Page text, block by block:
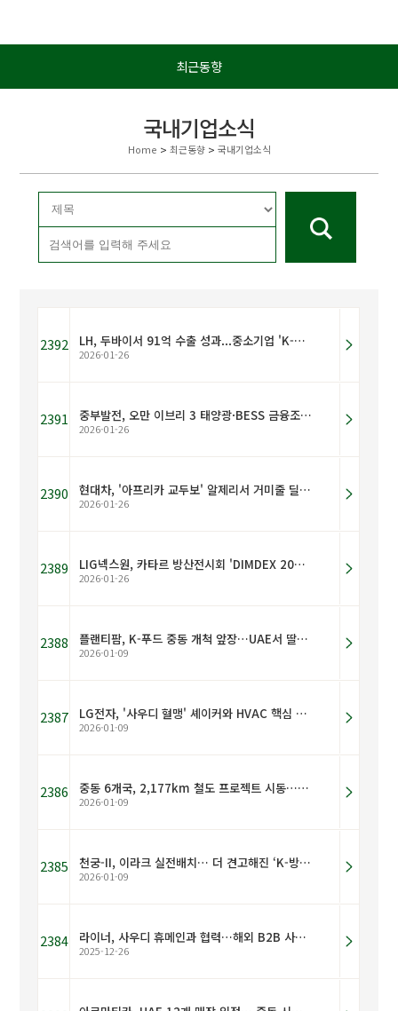
최근동향
국내기업소식
Home > 최근동향> 국내기업소식
2392 LH, 두바이서 91억 수출 성과...중소기업 'K-테크' 중동 진출 견인
2026-01-26
2391 중부발전, 오만 이브리 3 태양광·BESS 금융조달 계약 체결
2026-01-26
2390 현대차, '아프리카 교두보' 알제리서 거미줄 딜러망 구축…사업 재개 속도
2026-01-26
2389 LIG넥스원, 카타르 방산전시회 'DIMDEX 2026' 첫 참가
2026-01-26
2388 플랜티팜, K-푸드 중동 개척 앞장…UAE서 딸기 재배 성공
2026-01-09
2387 LG전자, '사우디 혈맹' 셰이커와 HVAC 핵심 파트너사 연쇄 방문…연합전선 구축 본격화
2026-01-09
2386 중동 6개국, 2,177km 철도 프로젝트 시동…한국에 기회
2026-01-09
2385 천궁-II, 이라크 실전배치… 더 견고해진 ‘K-방산 중동 벨트’
2026-01-09
2384 라이너, 사우디 휴메인과 협력…해외 B2B 사업 진출 신호탄 될까
2025-12-26